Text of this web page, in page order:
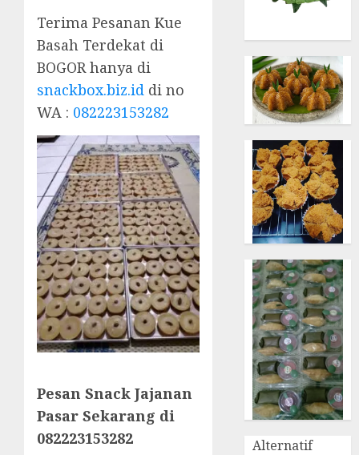
Terima Pesanan Kue
Basah Terdekat di
BOGOR hanya di
snackbox.biz.id di no
WA : 082223153282
Pesan Snack Jajanan
Pasar Sekarang di
082223153282
Alternatif